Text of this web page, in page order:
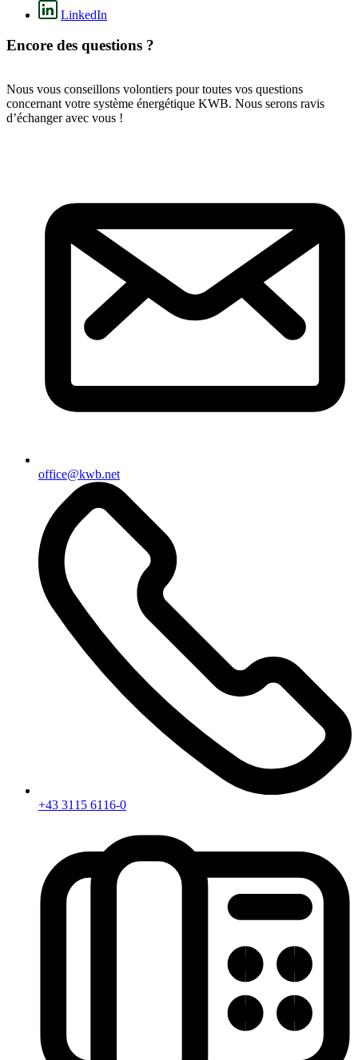
LinkedIn
Encore des questions ?
Nous vous conseillons volontiers pour toutes vos questions
concernant votre système énergétique KWB. Nous serons ravis
d’échanger avec vous !
office@kwb.net
+43 3115 6116-0